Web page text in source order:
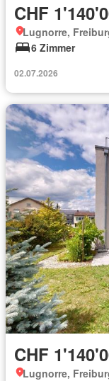
CHF
Lugnorre,
6 Zimmer
02.07.2026
CHF
Lugnorre,